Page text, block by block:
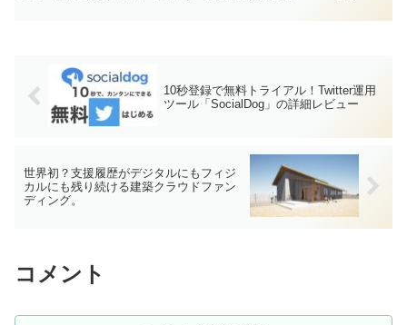
10秒登録で無料トライアル！Twitter運用
ツール「SocialDog」の詳細レビュー
世界初？支援履歴がデジタルにもフィジ
カルにも残り続ける建築クラウドファン
ディング。
コメント